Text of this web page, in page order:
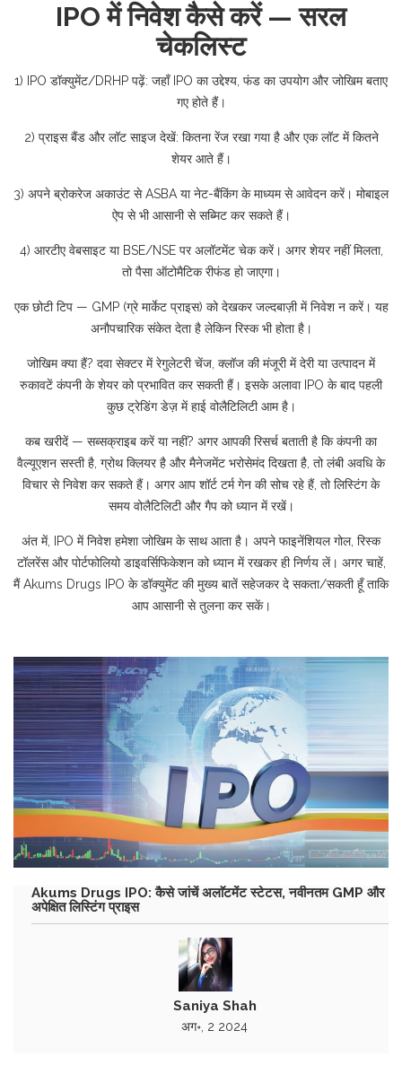
IPO में निवेश कैसे करें — सरल
चेकलिस्ट
1) IPO डॉक्युमेंट/DRHP पढ़ें: जहाँ IPO का उद्देश्य, फंड का उपयोग और जोखिम बताए
गए होते हैं।
2) प्राइस बैंड और लॉट साइज देखें: कितना रेंज रखा गया है और एक लॉट में कितने
शेयर आते हैं।
3) अपने ब्रोकरेज अकाउंट से ASBA या नेट-बैंकिंग के माध्यम से आवेदन करें। मोबाइल
ऐप से भी आसानी से सब्मिट कर सकते हैं।
4) आरटीए वेबसाइट या BSE/NSE पर अलॉटमेंट चेक करें। अगर शेयर नहीं मिलता,
तो पैसा ऑटोमैटिक रीफंड हो जाएगा।
एक छोटी टिप — GMP (ग्रे मार्केट प्राइस) को देखकर जल्दबाज़ी में निवेश न करें। यह
अनौपचारिक संकेत देता है लेकिन रिस्क भी होता है।
जोखिम क्या हैं? दवा सेक्टर में रेगुलेटरी चेंज, क्लॉज की मंजूरी में देरी या उत्पादन में
रुकावटें कंपनी के शेयर को प्रभावित कर सकती हैं। इसके अलावा IPO के बाद पहली
कुछ ट्रेडिंग डेज़ में हाई वोलैटिलिटी आम है।
कब खरीदें — सब्सक्राइब करें या नहीं? अगर आपकी रिसर्च बताती है कि कंपनी का
वैल्यूएशन सस्ती है, ग्रोथ क्लियर है और मैनेजमेंट भरोसेमंद दिखता है, तो लंबी अवधि के
विचार से निवेश कर सकते हैं। अगर आप शॉर्ट टर्म गेन की सोच रहे हैं, तो लिस्टिंग के
समय वोलैटिलिटी और गैप को ध्यान में रखें।
अंत में, IPO में निवेश हमेशा जोखिम के साथ आता है। अपने फाइनेंशियल गोल, रिस्क
टॉलरेंस और पोर्टफोलियो डाइवर्सिफिकेशन को ध्यान में रखकर ही निर्णय लें। अगर चाहें,
मैं Akums Drugs IPO के डॉक्युमेंट की मुख्य बातें सहेजकर दे सकता/सकती हूँ ताकि
आप आसानी से तुलना कर सकें।
Akums Drugs IPO: कैसे जांचें अलाॅटमेंट स्टेटस, नवीनतम GMP और
अपेक्षित लिस्टिंग प्राइस
Saniya Shah
अग॰, 2 2024